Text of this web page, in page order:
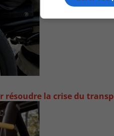
résoudre la crise du